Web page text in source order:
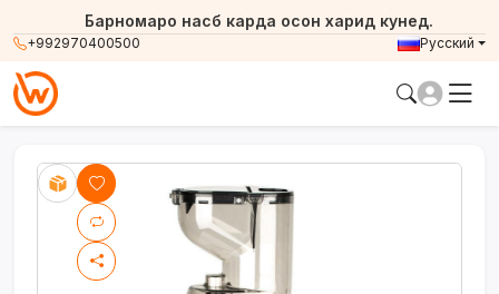
+992970400500
Барномаро насб карда осон харид кунед.
Русский